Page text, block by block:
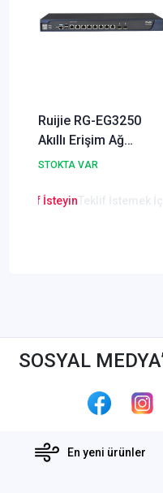
Ruijie RG-EG3250
Akıllı Erişim Ağ
Geçidi
STOKTA VAR
Teklif İsteyin Teklif İstemek
SOSYAL
En yeni ürünler